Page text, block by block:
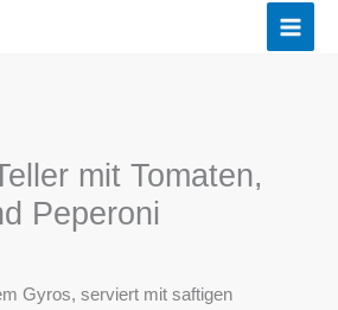
mit Tomaten,
Peperoni
Gyros, serviert mit saftigen